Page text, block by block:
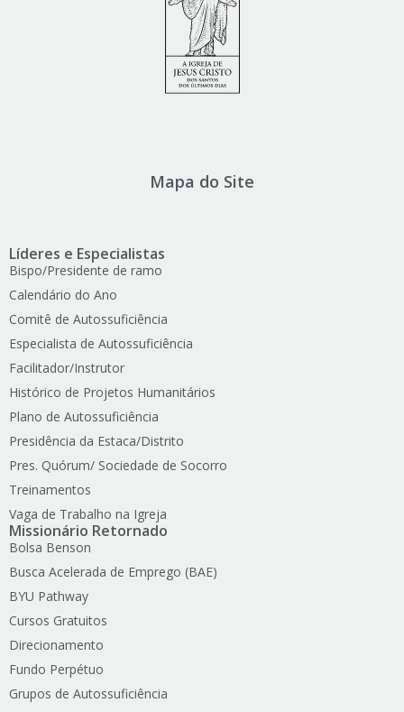
Mapa do Site
Líderes e Especialistas
Bispo/Presidente de ramo
Calendário do Ano
Comitê de Autossuficiência
Especialista de Autossuficiência
Facilitador/Instrutor
Histórico de Projetos Humanitários
Plano de Autossuficiência
Presidência da Estaca/Distrito
Pres. Quórum/ Sociedade de Socorro
Treinamentos
Vaga de Trabalho na Igreja
Missionário Retornado
Bolsa Benson
Busca Acelerada de Emprego (BAE)
BYU Pathway
Cursos Gratuitos
Direcionamento
Fundo Perpétuo
Grupos de Autossuficiência